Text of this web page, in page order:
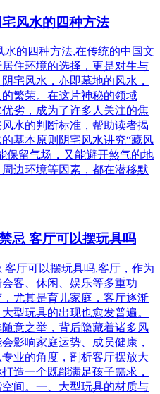
风水的四种方法
水的四种方法,在传统的中国文
住环境的选择，更是对生与
宅风水，亦即墓地的风水，
繁荣。在这片神秘的领域
劣，成为了许多人关注的焦
水的判断标准，帮助读者揭
基本原则阴宅风水讲究“藏风
保留气场，又能避开煞气的地
边环境等因素，都在潜移默
忌 客厅可以摆玩具吗
厅可以摆玩具吗,客厅，作为
客、休闲、娱乐等多重功
尤其是育儿家庭，客厅逐渐
型玩具的出现也愈发普遍。
意之举，背后隐藏着诸多风
影响家庭运势、成员健康，
业的角度，剖析客厅摆放大
造一个既能满足孩子需求，
间。一、大型玩具的材质与